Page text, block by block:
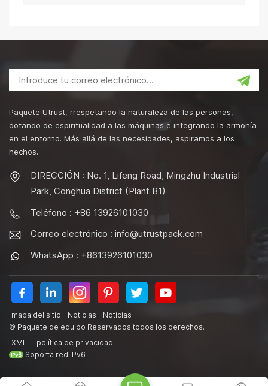
Paquete Utrust, rrespetando la naturaleza de las personas,
dotando de espiritualidad a las máquinas e integrando la armonía
en el entorno. Más allá de las necesidades, aspiramos a los
hechos.
DIRECCIÓN : No. 1, Lifeng Road, Mingzhu Industrial
Park, Conghua District (Plant B1)
Teléfono : +86 13926101030
Correo electrónico : info@utrustpack.com
WhatsApp : +8613926101030
mapa del sitio Noticias
Noticias
© Paquete de equipo Reservados todos los derechos.
XML
política de privacidad
Soporta red IPv6